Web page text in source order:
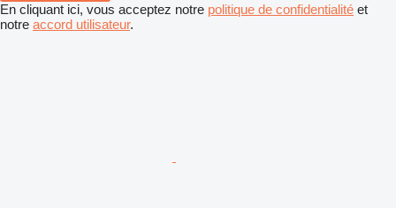
En cliquant ici, vous acceptez notre politique de confidentialité et
notre accord utilisateur.